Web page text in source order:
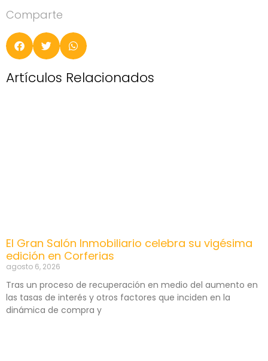
Comparte
Artículos Relacionados
El Gran Salón Inmobiliario celebra su vigésima
edición en Corferias
agosto 6, 2026
Tras un proceso de recuperación en medio del aumento en
las tasas de interés y otros factores que inciden en la
dinámica de compra y